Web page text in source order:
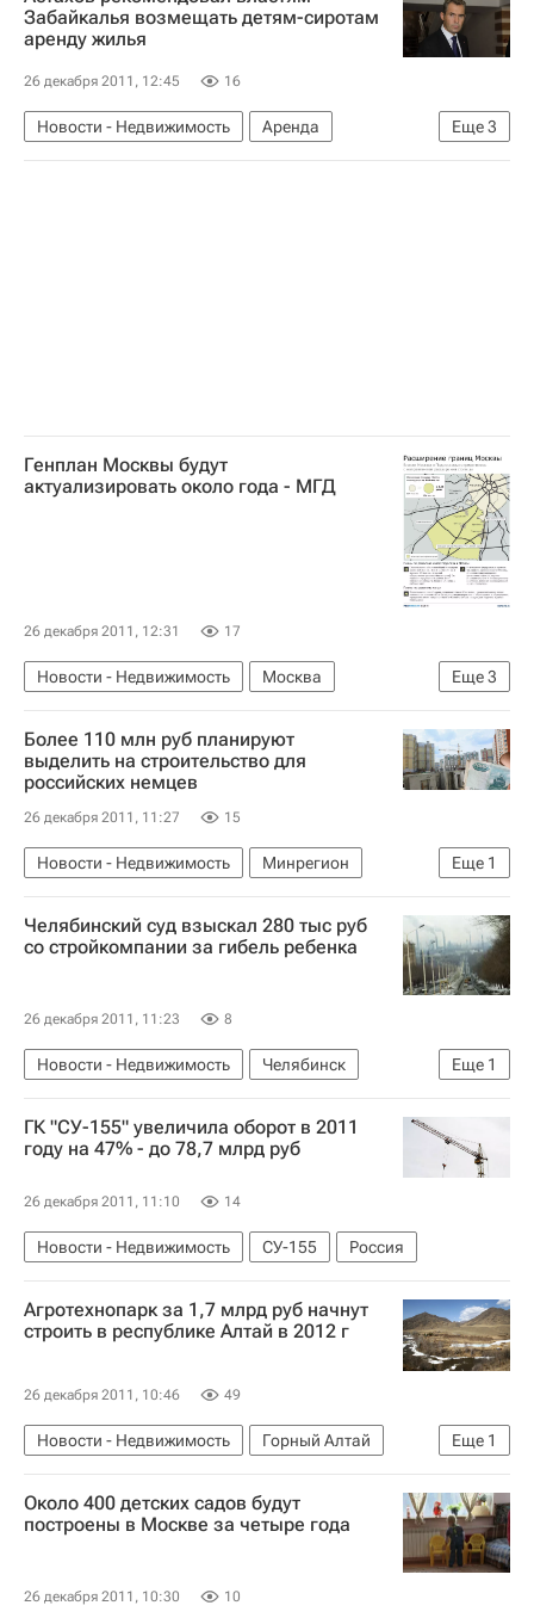
Московская область (Подмосковье) Россия
Забайкалья возмещать детям-сиротам
аренду жилья
26 декабря 2011, 12:45 16
Еще3
Новости - Недвижимость
Аренда
Забайкальский край
Жилье Россия
Генплан Москвы будут
актуализировать около года - МГД
26 декабря 2011, 12:31 17
Еще3
Новости - Недвижимость
Москва
ПЗЗ и Генплан в Москве
Московская область (Подмосковье)
Россия
Более 110 млн руб планируют
выделить на строительство для
российских немцев
26 декабря 2011, 11:27 15
Еще 1
Новости - Недвижимость
Минрегион
Россия
Челябинский суд взыскал 280 тыс руб
со стройкомпании за гибель ребенка
26 декабря 2011, 11:23 8
Еще 1
Новости - Недвижимость
Челябинск
Россия
ГК "СУ-155" увеличила оборот в 2011
году на 47% - до 78,7 млрд руб
26 декабря 2011, 11:10 14
Новости - Недвижимость СУ-155 Россия
Агротехнопарк за 1,7 млрд руб начнут
строить в республике Алтай в 2012 г
26 декабря 2011, 10:46 49
Еще 1
Новости - Недвижимость
Горный Алтай
Россия
Около 400 детских садов будут
построены в Москве за четыре года
26 декабря 2011, 10:30 10